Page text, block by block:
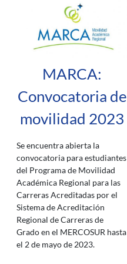
MARCA:
Convocatoria de
movilidad 2023
Se encuentra abierta la
convocatoria para estudiantes
del Programa de Movilidad
Académica Regional para las
Carreras Acreditadas por el
Sistema de Acreditación
Regional de Carreras de
Grado en el MERCOSUR hasta
el 2 de mayo de 2023.